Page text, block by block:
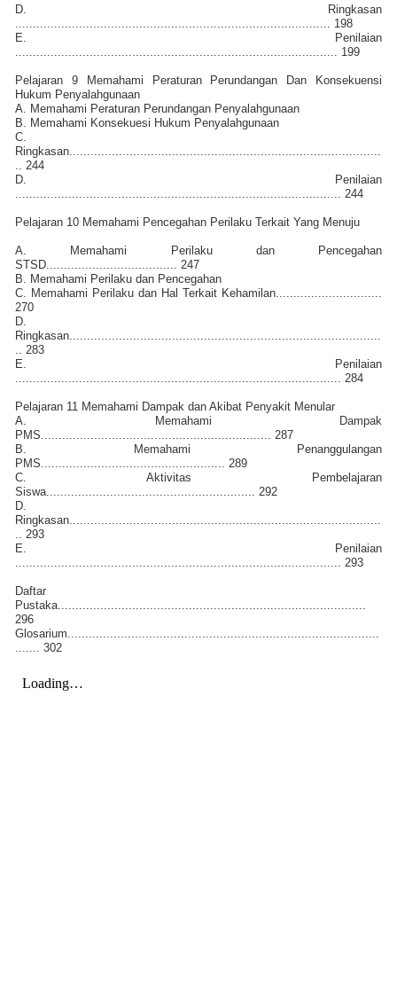
D. Ringkasan
......................................................................................... 198
E. Penilaian
........................................................................................... 199
Pelajaran 9 Memahami Peraturan Perundangan Dan Konsekuensi
Hukum Penyalahgunaan
A. Memahami Peraturan Perundangan Penyalahgunaan
B. Memahami Konsekuesi Hukum Penyalahgunaan
C.
Ringkasan........................................................................................
.. 244
D. Penilaian
............................................................................................ 244
Pelajaran 10 Memahami Pencegahan Perilaku Terkait Yang Menuju
A. Memahami Perilaku dan Pencegahan
STSD..................................... 247
B. Memahami Perilaku dan Pencegahan
C. Memahami Perilaku dan Hal Terkait Kehamilan..............................
270
D.
Ringkasan........................................................................................
.. 283
E. Penilaian
............................................................................................ 284
Pelajaran 11 Memahami Dampak dan Akibat Penyakit Menular
A. Memahami Dampak
PMS................................................................. 287
B. Memahami Penanggulangan
PMS.................................................... 289
C. Aktivitas Pembelajaran
Siswa........................................................... 292
D.
Ringkasan........................................................................................
.. 293
E. Penilaian
............................................................................................ 293
Daftar
Pustaka.......................................................................................
296
Glosarium........................................................................................
....... 302